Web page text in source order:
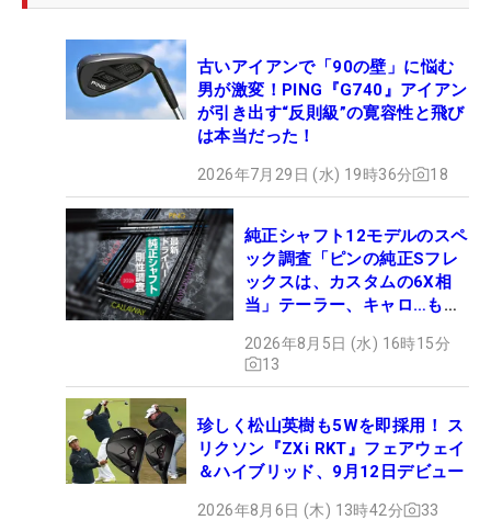
古いアイアンで「90の壁」に悩む
男が激変！PING『G740』アイアン
が引き出す“反則級”の寛容性と飛び
は本当だった！
2026年7月29日 (水) 19時36分 18
純正シャフト12モデルのスペ
ック調査「ピンの純正Sフレ
ックスは、カスタムの6X相
当」テーラー、キャロ…もチ
2026年8月5日 (水) 16時15分
13
珍しく松山英樹も5Wを即採用！ ス
リクソン『ZXi RKT』フェアウェイ
＆ハイブリッド、9月12日デビュー
2026年8月6日 (木) 13時42分 33